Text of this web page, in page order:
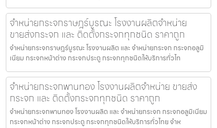
จำหน่ายกระจกราษฎร์บูรณะ โรงงานผลิตจำหน่าย
ขายส่งกระจก และ ติดตั้งกระจกทุกชนิด ราคาถูก
จำหน่ายกระจกราษฎร์บูรณะ โรงงานผลิต และ จำหน่ายกระจก กระจกอลูมิ
เนียม กระจกหน้าต่าง กระจกประตู กระจกทุกชนิดให้บริการทั่วไท
จำหน่ายกระจกพานทอง โรงงานผลิตจำหน่าย ขายส่ง
กระจก และ ติดตั้งกระจกทุกชนิด ราคาถูก
จำหน่ายกระจกพานทอง โรงงานผลิต และ จำหน่ายกระจก กระจกอลูมิเนียม
กระจกหน้าต่าง กระจกประตู กระจกทุกชนิดให้บริการทั่วไทย จำห